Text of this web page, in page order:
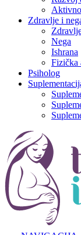
Zdravlje i
Nega
Ishrana
Fizička
Psiholog